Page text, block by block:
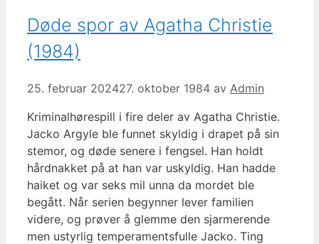
Døde spor av Agatha Christie
(1984)
25. februar 202427. oktober 1984 av Admin
Kriminalhørespill i fire deler av Agatha Christie.
Jacko Argyle ble funnet skyldig i drapet på sin
stemor, og døde senere i fengsel. Han holdt
hårdnakket på at han var uskyldig. Han hadde
haiket og var seks mil unna da mordet ble
begått. Når serien begynner lever familien
videre, og prøver å glemme den sjarmerende
men ustyrlig temperamentsfulle Jacko. Ting